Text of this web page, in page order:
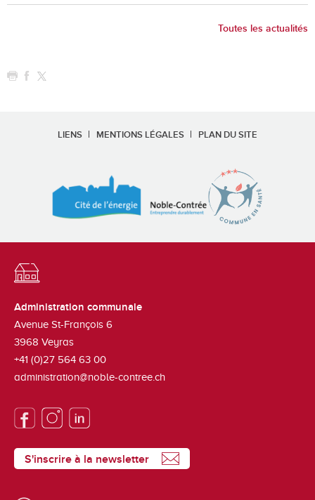
Toutes les actualités
LIENS MENTIONS LÉGALES PLAN DU SITE
Administration communale
Avenue St-François 6
3968 Veyras
+41 (0)27 564 63 00
administration@noble-contree.ch
S'inscrire à la newsletter